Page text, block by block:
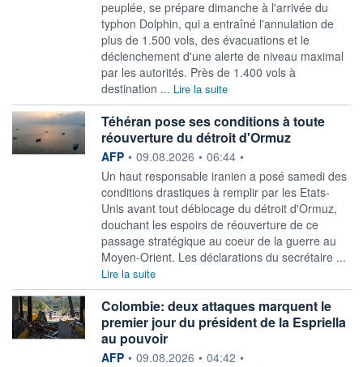
peuplée, se prépare dimanche à l'arrivée du
typhon Dolphin, qui a entraîné l'annulation de
plus de 1.500 vols, des évacuations et le
déclenchement d'une alerte de niveau maximal
par les autorités. Près de 1.400 vols à
destination ... Lire la suite
Téhéran pose ses conditions à toute
réouverture du détroit d'Ormuz
information fournie par
AFP • 09.08.2026 • 06:44 •
Un haut responsable iranien a posé samedi des
conditions drastiques à remplir par les Etats-
Unis avant tout déblocage du détroit d'Ormuz,
douchant les espoirs de réouverture de ce
passage stratégique au coeur de la guerre au
Moyen-Orient. Les déclarations du secrétaire ...
Lire la suite
Colombie: deux attaques marquent le
premier jour du président de la Espriella
au pouvoir
information fournie par
AFP • 09.08.2026 • 04:42 •